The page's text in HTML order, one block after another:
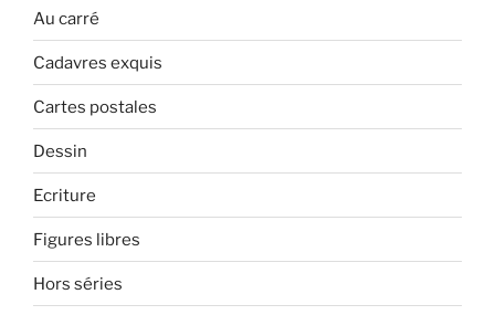
Au carré
Cadavres exquis
Cartes postales
Dessin
Ecriture
Figures libres
Hors séries